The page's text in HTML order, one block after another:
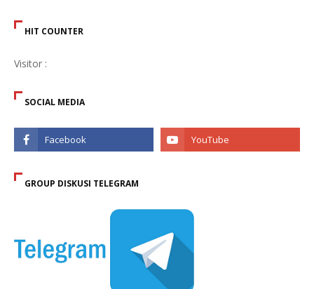
HIT COUNTER
Visitor :
SOCIAL MEDIA
GROUP DISKUSI TELEGRAM